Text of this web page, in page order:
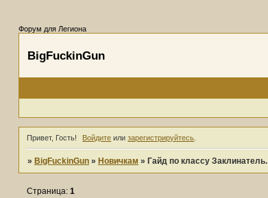
Форум для Легиона
BigFuckinGun
Привет, Гость! Войдите илизарегистрируйтесь
» BigFuckinGun » Новичкам » Гайд по классу Заклинатель.
Страница: 1